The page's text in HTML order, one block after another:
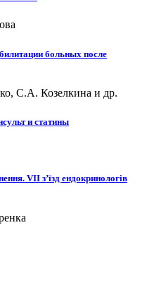
больных после
С.А. Козелкина и др.
и статины
VII з’їзд ендокринологів